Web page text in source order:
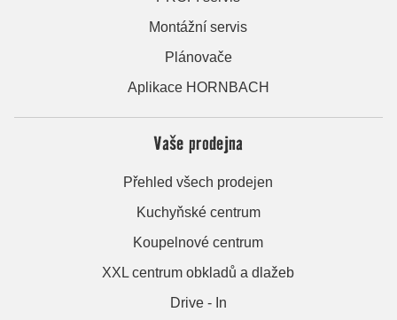
Montážní servis
Plánovače
Aplikace HORNBACH
Vaše prodejna
Přehled všech prodejen
Kuchyňské centrum
Koupelnové centrum
XXL centrum obkladů a dlažeb
Drive - In